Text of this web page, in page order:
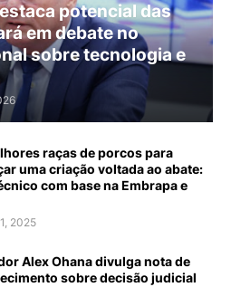
potencial das
em debate no
sobre tecnologia e
raças de porcos para
uma criação voltada ao abate:
com base na Embrapa e
2025
Alex Ohana divulga nota de
sobre decisão judicial